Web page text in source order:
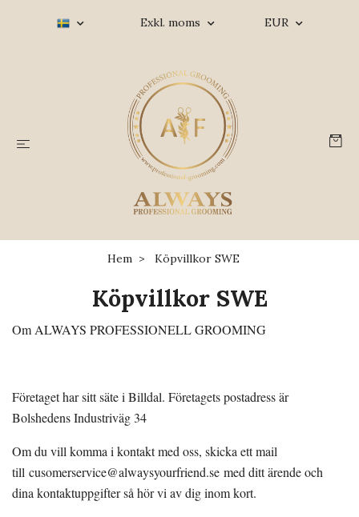
Exkl. moms EUR
Hem Köpvillkor SWE
Köpvillkor SWE
Om ALWAYS PROFESSIONELL GROOMING
Företaget har sitt säte i Billdal. Företagets postadress är
Bolshedens Industriväg 34
Om du vill komma i kontakt med oss, skicka ett mail
till cusomerservice@alwaysyourfriend.se med ditt ärende och
dina kontaktuppgifter så hör vi av dig inom kort.